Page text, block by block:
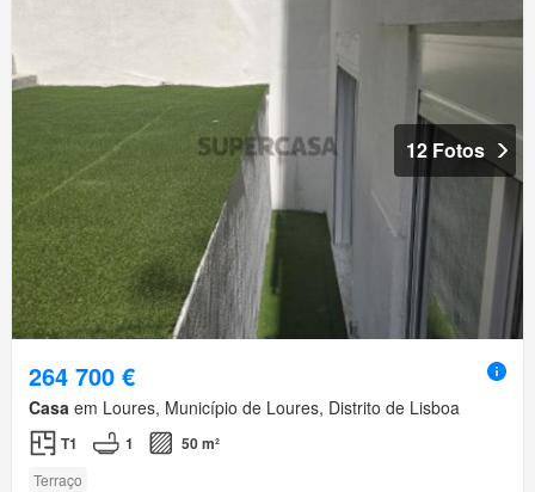
12 Fotos
264 700 €
Casa em Loures, Município de Loures, Distrito de Lisboa
T1 1 50 m²
Terraço